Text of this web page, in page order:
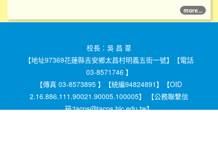
more...
校長：吳 昌 葦
【地址97369花蓮縣吉安鄉太昌村明義五街一號】【電話
03-8571746 】
【傳真 03-8573895 】【統編94824891】【OID
2.16.886.111.90021.90005.100005】 【公務聯繫信
箱:tacps@tacps.hlc.edu.tw】